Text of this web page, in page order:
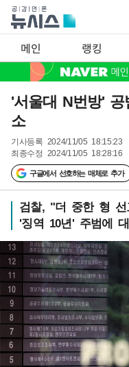
메인 랭킹
'서울대 N번방'
소
기사등록 2024/11/05 18:15:23
최종수정 2024/11/05 18:28:16
구글에서 선호하는 매체로 추가
검찰, "더 중한 형 선
'징역 10년' 주범에